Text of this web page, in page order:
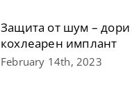
Защита от шум – дори
кохлеарен имплант
February 14th, 2023